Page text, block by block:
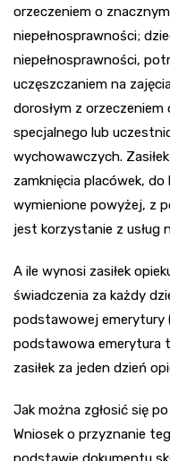
orzeczeniem o
niepełnosprawności;
niepełnosprawności,
uczęszczaniem na
dorosłym z
specjalnego lub
wychowawczych.
zamknięcia placówek,
wymienione powyżej, z
jest korzystanie z usług
A ile wynosi zasiłek
świadczenia za każdy
podstawowej emerytury
podstawowa emerytura
zasiłek za jeden dzień
Jak można zgłosić się
Wniosek o przyznanie